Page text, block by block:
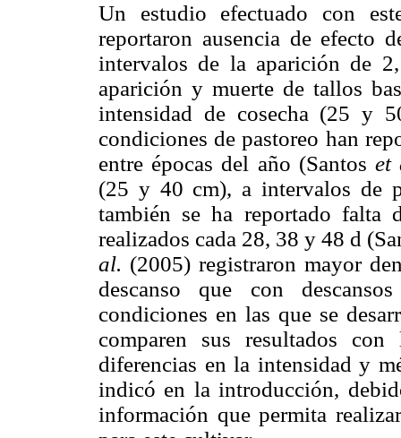
Un estudio efectuado con
reportaron ausencia de efecto
intervalos de la aparición de
aparición y muerte de tallos
intensidad de cosecha (25 y
condiciones de pastoreo han
entre épocas del año (Santos et
(25 y 40 cm), a intervalos de
también se ha reportado falta
realizados cada 28, 38 y 48 d
al. (2005) registraron mayor
descanso que con
condiciones en las que se
comparen sus resultados
diferencias en la intensidad y
indicó en la introducción,
información que permita